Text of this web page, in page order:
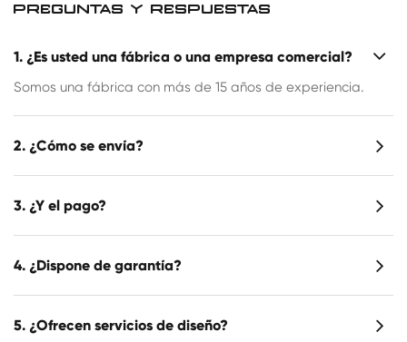
PREGUNTAS Y RESPUESTAS
1. ¿Es usted una fábrica o una empresa comercial?
Somos una fábrica con más de 15 años de experiencia.
2. ¿Cómo se envía?
3. ¿Y el pago?
4. ¿Dispone de garantía?
5. ¿Ofrecen servicios de diseño?